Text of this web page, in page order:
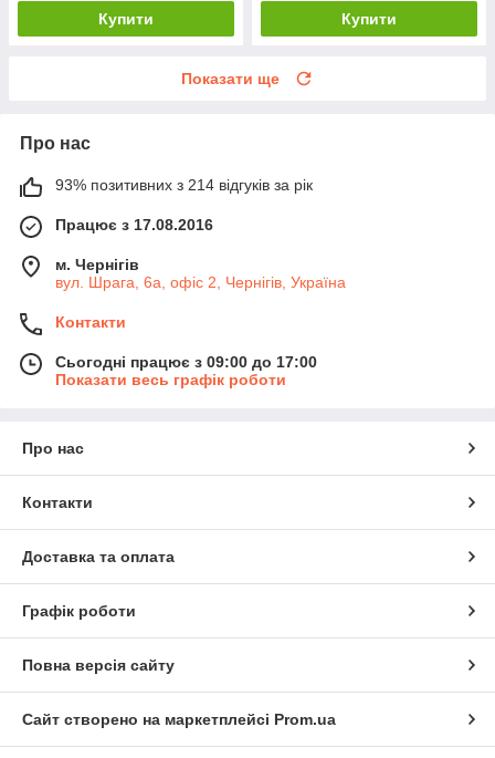
Купити Купити
Показати ще
Про нас
93% позитивних з 214 відгуків за рік
Працює з 17.08.2016
м. Чернігів
вул. Шрага, 6а, офіс 2, Чернігів, Україна
Контакти
Сьогодні працює з 09:00 до 17:00
Показати весь графік роботи
Про нас
Контакти
Доставка та оплата
Графік роботи
Повна версія сайту
Сайт створено на маркетплейсі Prom.ua